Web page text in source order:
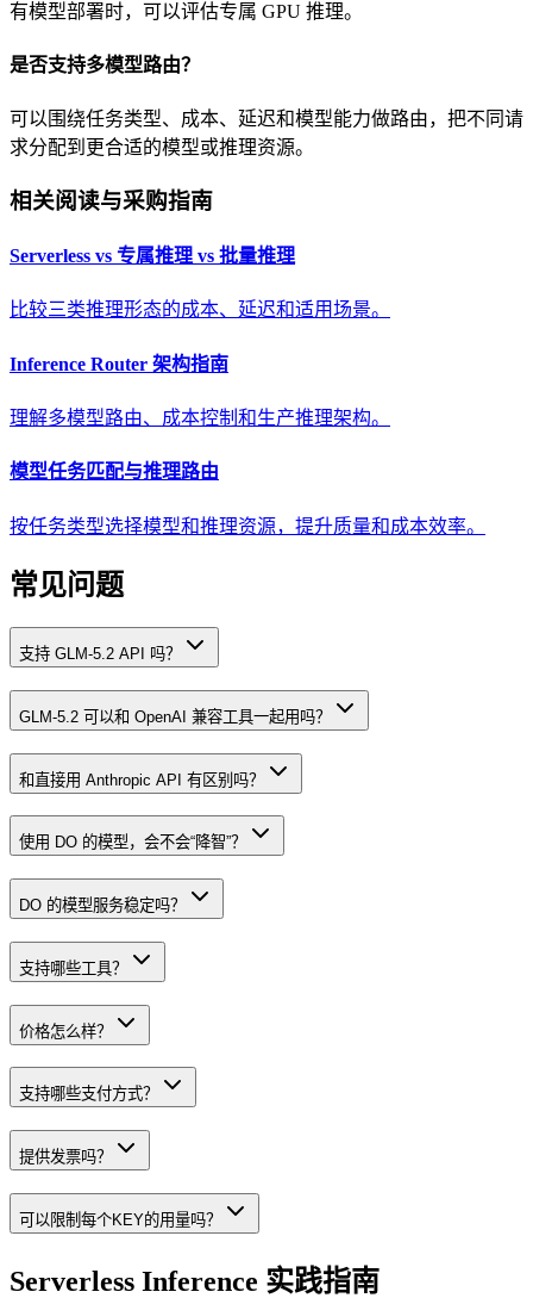
有模型部署时，可以评估专属 GPU 推理。
是否支持多模型路由？
可以围绕任务类型、成本、延迟和模型能力做路由，把不同请
求分配到更合适的模型或推理资源。
相关阅读与采购指南
Serverless vs 专属推理 vs 批量推理
比较三类推理形态的成本、延迟和适用场景。
Inference Router 架构指南
理解多模型路由、成本控制和生产推理架构。
模型任务匹配与推理路由
按任务类型选择模型和推理资源，提升质量和成本效率。
常见问题
支持 GLM-5.2 API 吗？
GLM-5.2 可以和 OpenAI 兼容工具一起用吗？
和直接用 Anthropic API 有区别吗？
使用 DO 的模型，会不会“降智”？
DO 的模型服务稳定吗？
支持哪些工具？
价格怎么样？
支持哪些支付方式？
提供发票吗？
可以限制每个KEY的用量吗？
Serverless Inference 实践指南